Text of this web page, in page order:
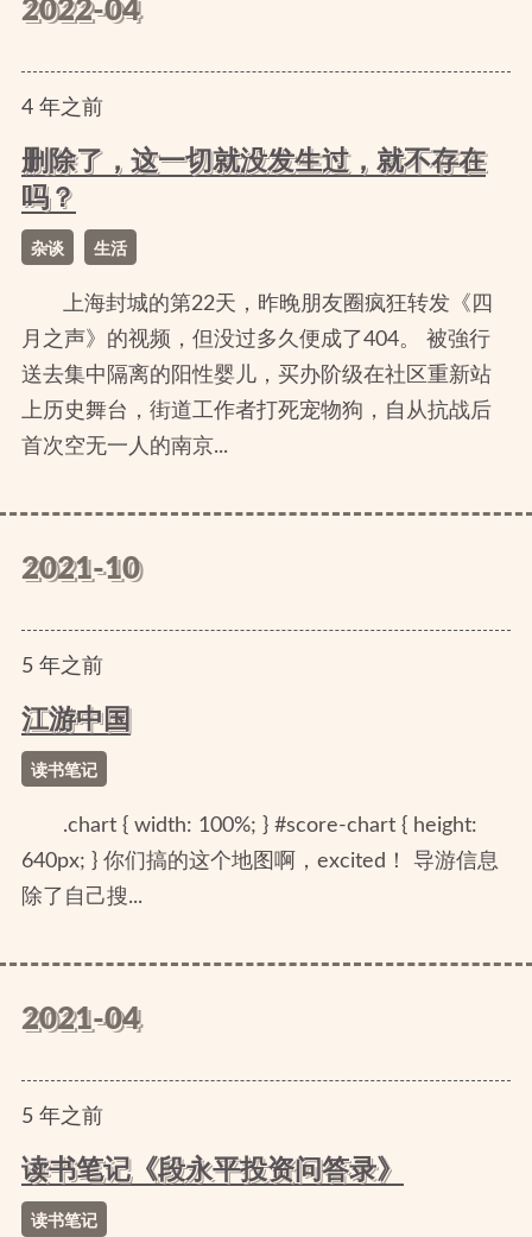
2022-04
4年之前
删除了，这一切就没发生过，就不存在
吗？
杂谈 生活
上海封城的第22天，昨晚朋友圈疯狂转发《四
月之声》的视频，但没过多久便成了404。 被強行
送去集中隔离的阳性婴儿，买办阶级在社区重新站
上历史舞台，街道工作者打死宠物狗，自从抗战后
首次空无一人的南京...
2021-10
5年之前
江游中国
读书笔记
.chart { width: 100%; } #score-chart { height:
640px; } 你们搞的这个地图啊，excited！ 导游信息
除了自己搜...
2021-04
5年之前
读书笔记《段永平投资问答录》
读书笔记